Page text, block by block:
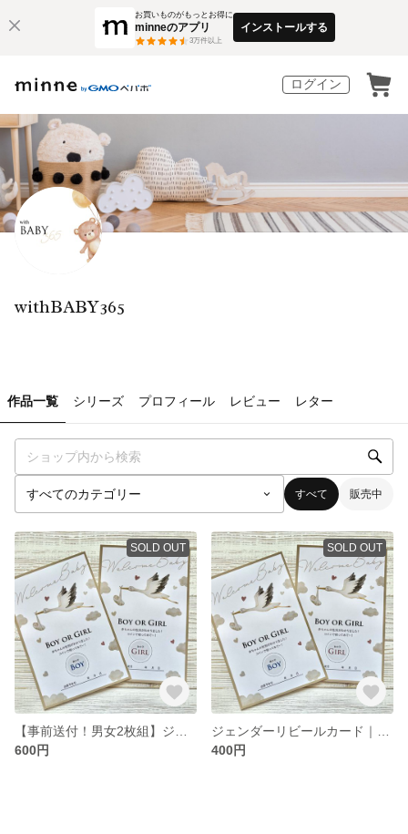
お買いものがもっとお得に
minneのアプリ
3万件以上
インストールする
ログイン
withBABY365
作品一覧 シリーズ プロフィール レビュー レター
すべて 販売中
SOLD OUT
600円
SOLD OUT
400円